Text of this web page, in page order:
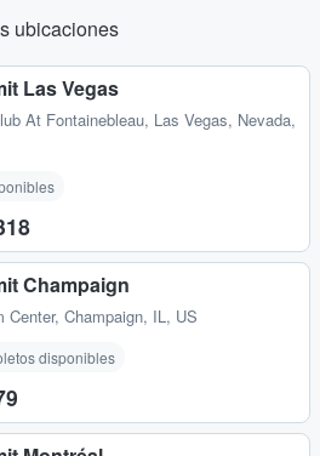
ubicaciones
Las Vegas
At Fontainebleau, Las Vegas, Nevada,
Champaign
Center, Champaign, IL, US
disponibles